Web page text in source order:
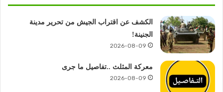
الكشف عن اقتراب الجيش من تحرير مدينة
الجنينة!
2026-08-09
معركة المثلث ..تفاصيل ما جرى
2026-08-09